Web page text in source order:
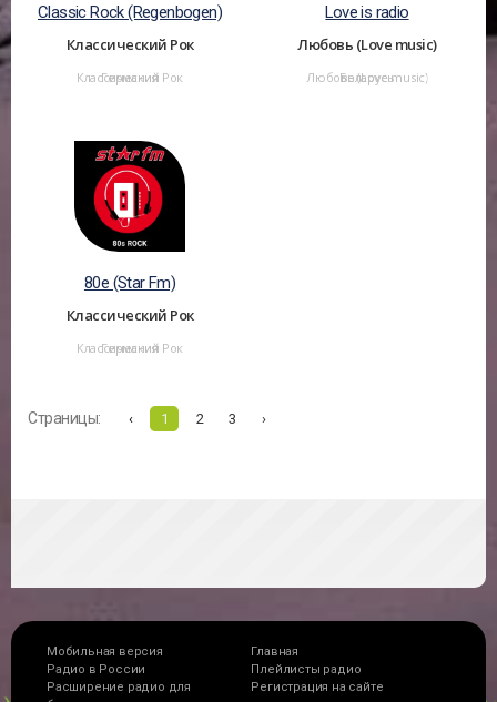
Classic Rock (Regenbogen)
Классический Рок
Классический Рок
Германия
Love is radio
Любовь (Love music)
Любовь (Love music)
Беларусь
80e (Star Fm)
Классический Рок
Классический Рок
Германия
Страницы: ‹ 1 2 3 ›
Мобильная версия
Главная
Радио в России
Плейлисты радио
Расширение радио для
Регистрация на сайте